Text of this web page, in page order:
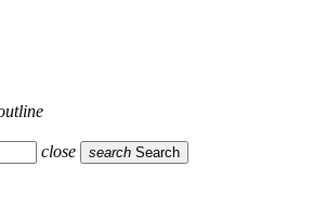
close search Search